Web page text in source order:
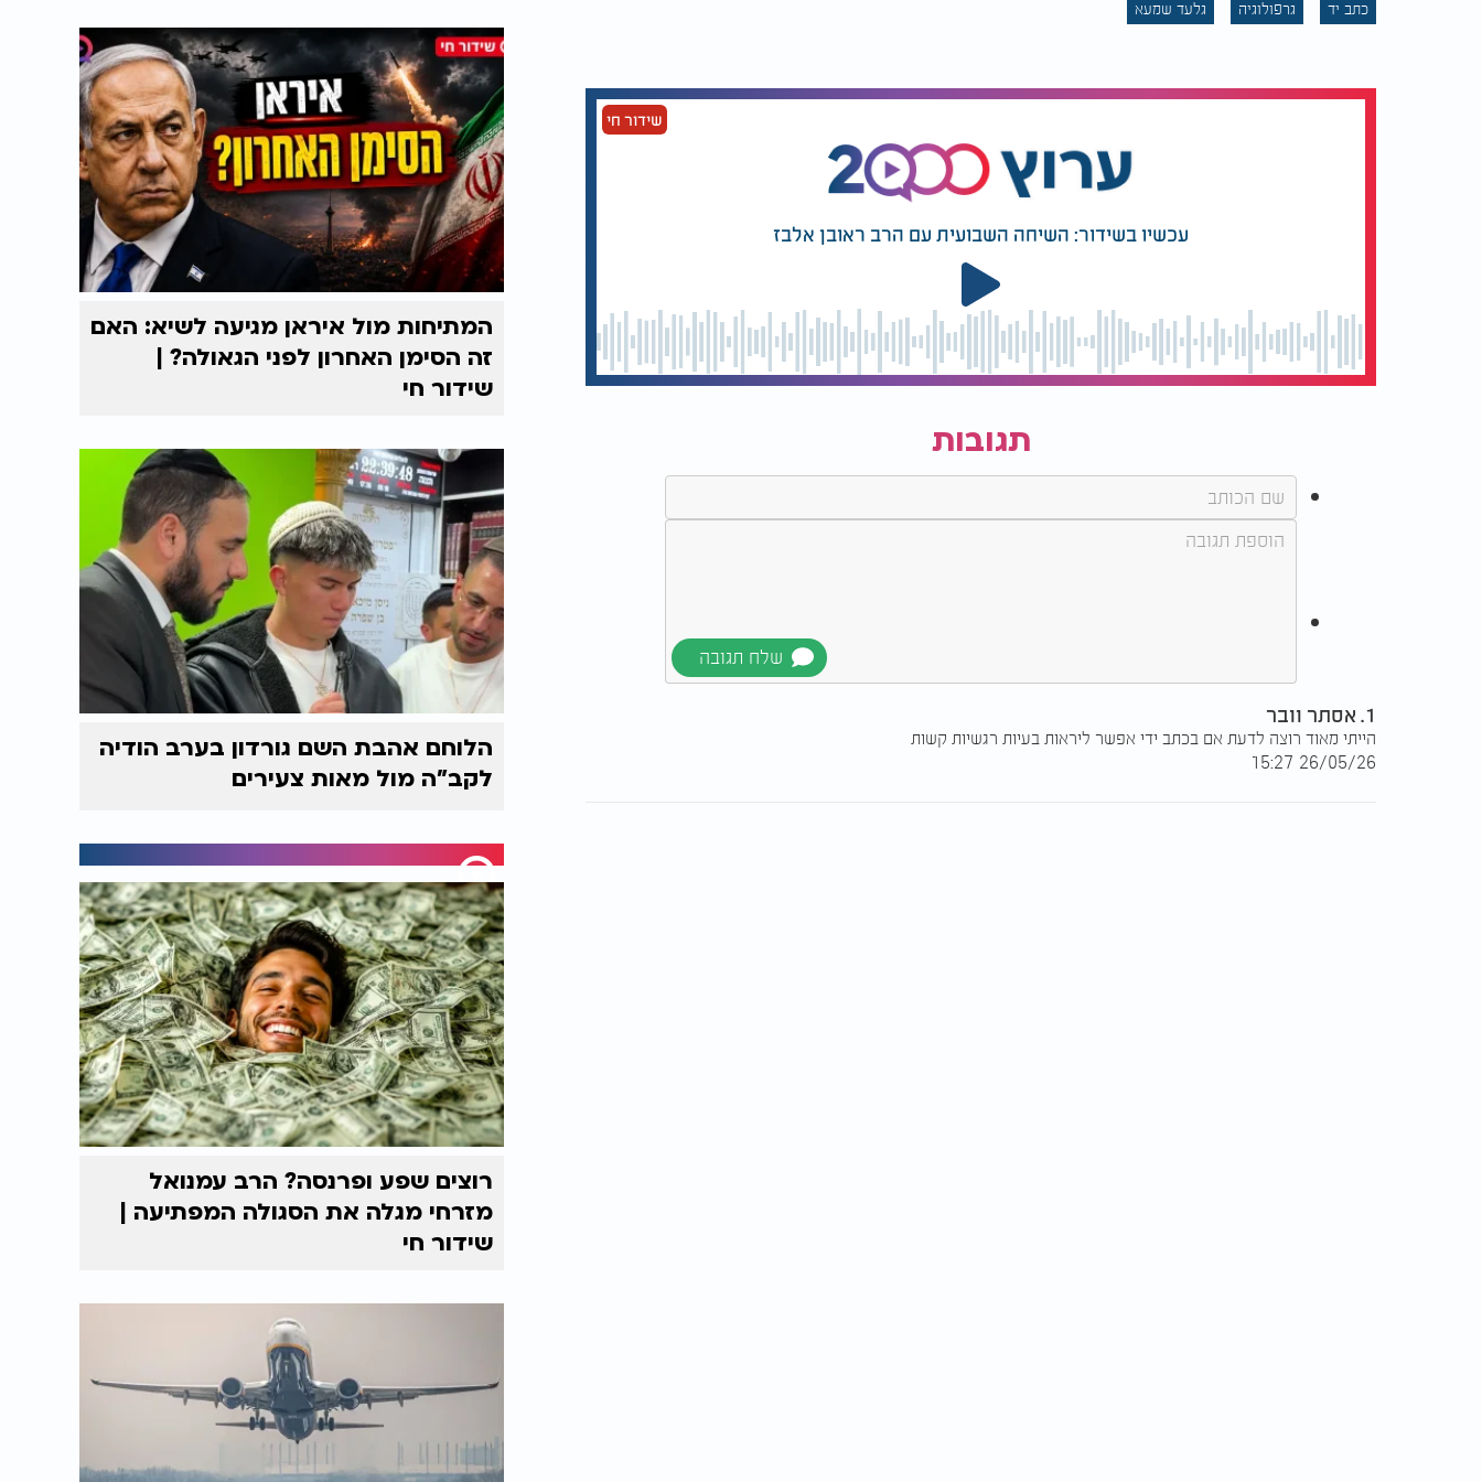
בנוסף, מומלץ לתעל את האנרגיה לעשייה חיובית: יצירה, למידה, פעילות גופנית או תהליכים
כאשר האנרגיה מקבלת ביטוי נכון, היא הופכת למנוע צמיחה חזק. אך כאשר אין לה כיוון, היא
לסיכום, כתב היד מצביע על אדם בעל אנרגיה גבוהה ודחף פנימי להתקדמות מתמדת.
האתגר אינו להוריד את האנרגיה, אלא ללמוד לנהל אותה, ליצור איזון בין תנועה לבין יציבות, בין
כאשר האיזון הזה מתקיים, האנרגיה הופכת לכוח משמעותי של הצלחה והתפתחות.
כתב יד גרפולוגיה גלעד שמעא
שידור חי
עכשיו בשידור: השיחה השבועית עם הרב ראובן אלבז
תגובות
1. אסתר וובר
הייתי מאוד רוצה לדעת אם בכתב ידי אפשר ליראות בעיות רגשיות קשות
26/05/26 15:27
המתיחות מול איראן מגיעה לשיא: האם
זה הסימן האחרון לפני הגאולה? |
שידור חי
הלוחם אהבת השם גורדון בערב הודיה
לקב"ה מול מאות צעירים
רוצים שפע ופרנסה? הרב עמנואל
מזרחי מגלה את הסגולה המפתיעה |
שידור חי